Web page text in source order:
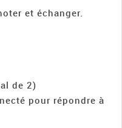
et échanger.
de 2)
pour répondre à